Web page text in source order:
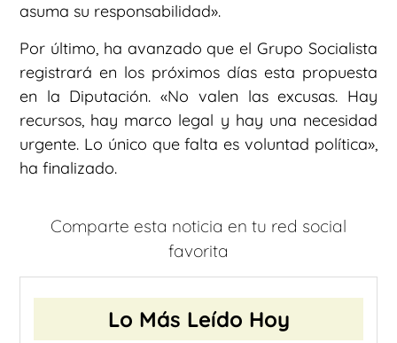
asuma su responsabilidad».
Por último, ha avanzado que el Grupo Socialista
registrará en los próximos días esta propuesta
en la Diputación. «No valen las excusas. Hay
recursos, hay marco legal y hay una necesidad
urgente. Lo único que falta es voluntad política»,
ha finalizado.
Comparte esta noticia en tu red social
favorita
Lo Más Leído Hoy